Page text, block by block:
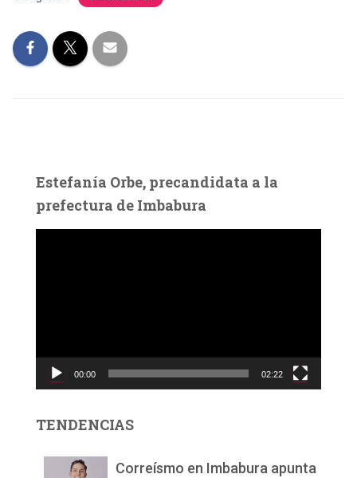
Estefanía Orbe, precandidata a la
prefectura de Imbabura
c
d
00:00 02:22
TENDENCIAS
Correísmo en Imbabura apunta